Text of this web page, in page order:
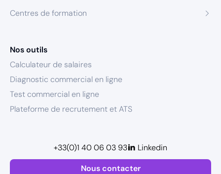
Centres de formation
Nos outils
Calculateur de salaires
Diagnostic commercial en ligne
Test commercial en ligne
Plateforme de recrutement et ATS
Nous contacter
+33(0)1 40 06 03 93 Linkedin